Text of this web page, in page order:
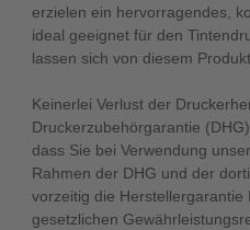
erzielen ein hervorragendes,
ideal geeignet für den
lassen sich von diesem
Keinerlei Verlust der
Druckerzubehörgarantie
dass Sie bei Verwendung
Rahmen der DHG und der
vorzeitig die Herstellergarantie
gesetzlichen